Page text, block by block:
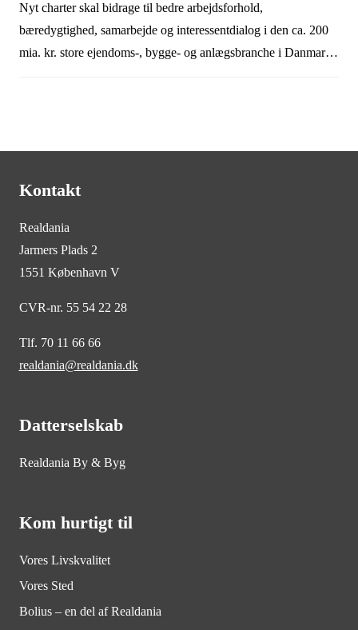
Nyt charter skal bidrage til bedre arbejdsforhold,
bæredygtighed, samarbejde og interessentdialog i den ca. 200
mia. kr. store ejendoms-, bygge- og anlægsbranche i Danmark.
Kontakt
Realdania
Jarmers Plads 2
1551 København V
CVR-nr. 55 54 22 28
Tlf. 70 11 66 66
realdania@realdania.dk
Datterselskab
Realdania By & Byg
Kom hurtigt til
Vores Livskvalitet
Vores Sted
Bolius – en del af Realdania